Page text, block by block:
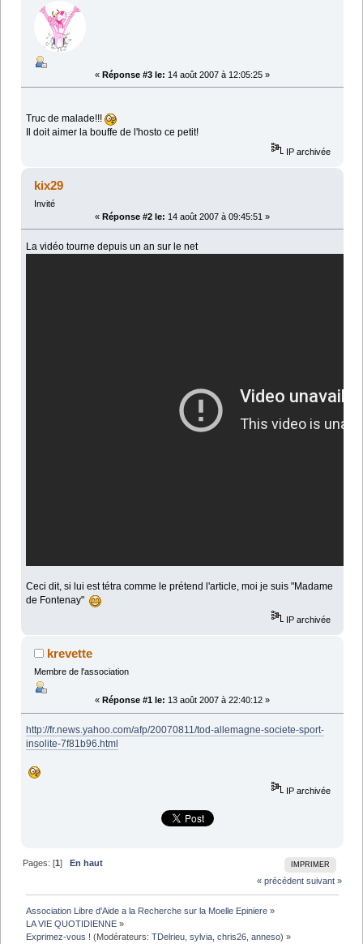
« Réponse #3 le: 14 août 2007 à 12:05:25 »
Truc de malade!!!
Il doit aimer la bouffe de l'hosto ce petit!
IP archivée
kix29
Invité
« Réponse #2 le: 14 août 2007 à 09:45:51 »
La vidéo tourne depuis un an sur le net
Ceci dit, si lui est tétra comme le prétend l'article, moi je suis "Madame
de Fontenay"
IP archivée
krevette
Membre de l'association
« Réponse #1 le: 13 août 2007 à 22:40:12 »
http://fr.news.yahoo.com/afp/20070811/tod-allemagne-societe-sport-
insolite-7f81b96.html
IP archivée
IMPRIMER
Pages: [1]
En haut
« précédent suivant »
Association Libre d'Aide a la Recherche sur la Moelle Epiniere »
LA VIE QUOTIDIENNE »
Exprimez-vous ! (Modérateurs:TDelrieu ,sylvia ,chris26 ,anneso) »